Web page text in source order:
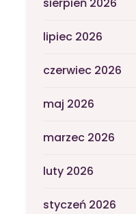
lipiec 2026
czerwiec 2026
maj 2026
marzec 2026
luty 2026
styczeń 2026